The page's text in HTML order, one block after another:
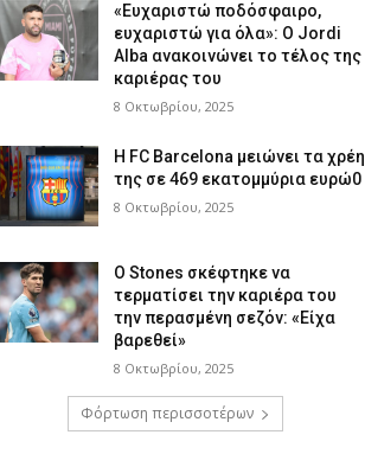
«Ευχαριστώ ποδόσφαιρο,
ευχαριστώ για όλα»: Ο Jordi
Alba ανακοινώνει το τέλος της
καριέρας του
8 Οκτωβρίου, 2025
Η FC Barcelona μειώνει τα χρέη
της σε 469 εκατομμύρια ευρώ0
8 Οκτωβρίου, 2025
Ο Stones σκέφτηκε να
τερματίσει την καριέρα του
την περασμένη σεζόν: «Είχα
βαρεθεί»
8 Οκτωβρίου, 2025
Φόρτωση περισσοτέρων